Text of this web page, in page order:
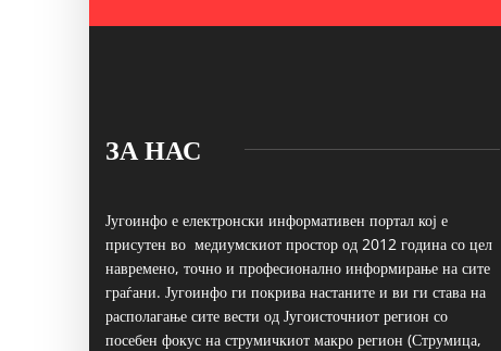
ЗА НАС
Југоинфо е електронски информативен портал кој е
присутен во медиумскиот простор од 2012 година со цел
навремено, точно и професионално информирање на сите
граѓани. Југоинфо ги покрива настаните и ви ги става на
располагање сите вести од Југоисточниот регион со
посебен фокус на струмичкиот макро регион (Струмица,